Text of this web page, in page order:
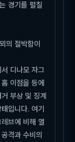
경기를 펼칠
의 절박함이
디나모 자그
이점을 등에
부상 및 징계
입니다. 여기
브에 비해 열
격과 수비의